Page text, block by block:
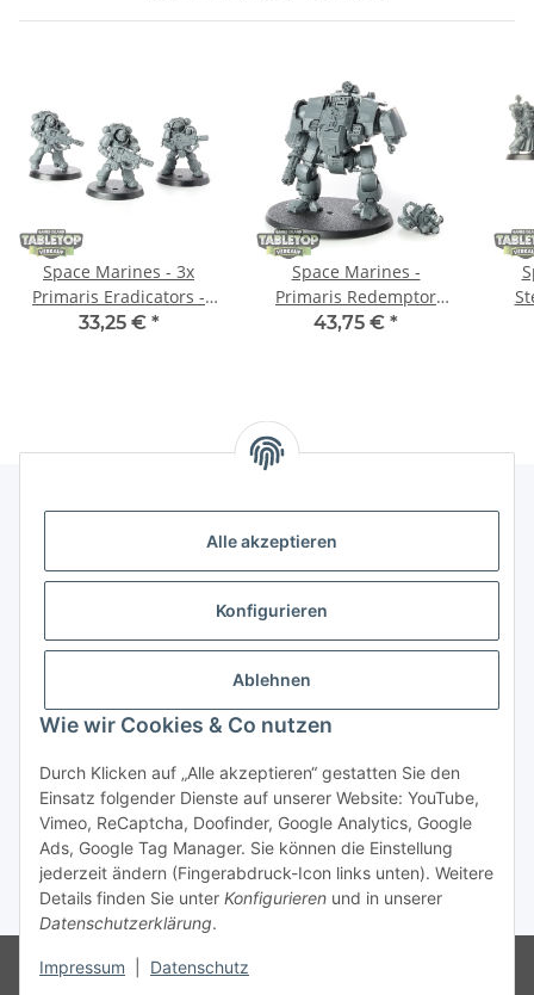
Alle akzeptieren
Konfigurieren
Ablehnen
Wie wir Cookies & Co nutzen
Durch Klicken auf „Alle akzeptieren“ gestatten Sie den
Einsatz folgender Dienste auf unserer Website: YouTube,
Vimeo, ReCaptcha, Doofinder, Google Analytics, Google
Ads, Google Tag Manager. Sie können die Einstellung
jederzeit ändern (Fingerabdruck-Icon links unten). Weitere
Details finden Sie unter Konfigurieren und in unserer
Datenschutzerklärung.
Impressum Datenschutz
Space Marines - 3x
Primaris Eradicators -
unbemalt
33,25 € *
Space Marines -
Primaris Redemptor
Dreadnought - unbemalt
43,75 € *
Gesetzliche Informationen
Bestellung wiederrufen
* Alle Preise inkl. gesetzlicher USt., zzgl.Versand
Besucherzähler: 75429503